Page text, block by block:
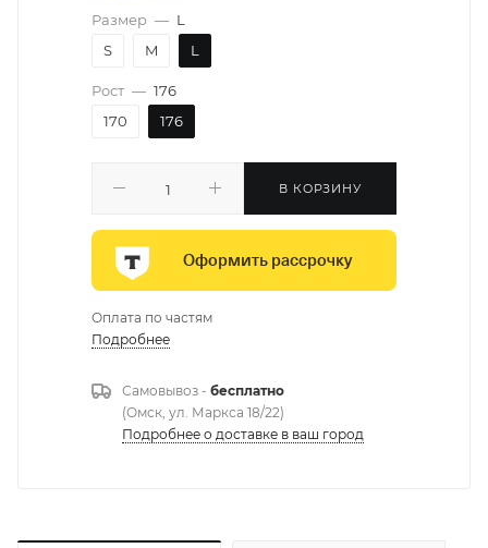
Размер — L
S
M L
Рост — 176
170
176
В КОРЗИНУ
Оформить рассрочку
Оплата по частям
Подробнее
Самовывоз - бесплатно
(Омск, ул. Маркса 18/22)
Подробнее о доставке в ваш город